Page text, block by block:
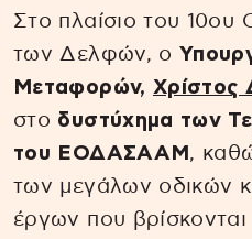
Στο πλαίσιο του 10ου
των Δελφών, ο
Μεταφορών, Χρίστος
στο δυστύχημα των
του ΕΟΔΑΣΑΑΜ ,
των μεγάλων οδικών
έργων που βρίσκονται